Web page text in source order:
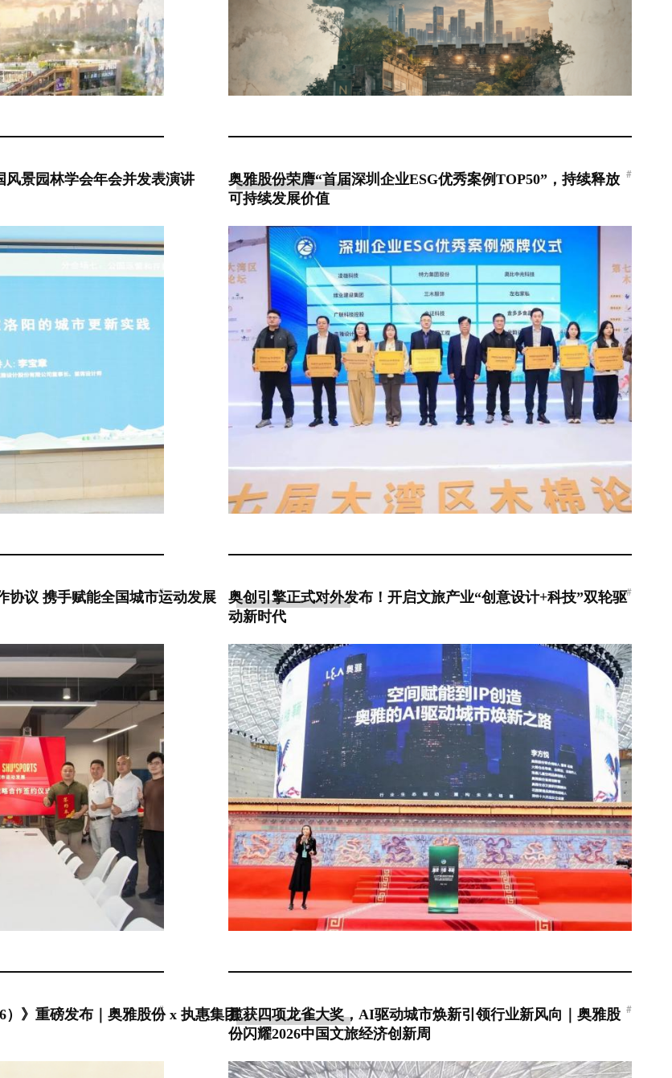
景园林学会年会并发表演讲
#
奥雅股份荣膺“首届深圳企业ESG优秀案例TOP50”，持续释放
可持续发展价值
#
协议 携手赋能全国城市运动发展
#
奥创引擎正式对外发布！开启文旅产业“创意设计+科技”双轮驱
动新时代
#
）》重磅发布｜奥雅股份 x 执惠集团
#
揽获四项龙雀大奖，AI驱动城市焕新引领行业新风向｜奥雅股
份闪耀2026中国文旅经济创新周
#